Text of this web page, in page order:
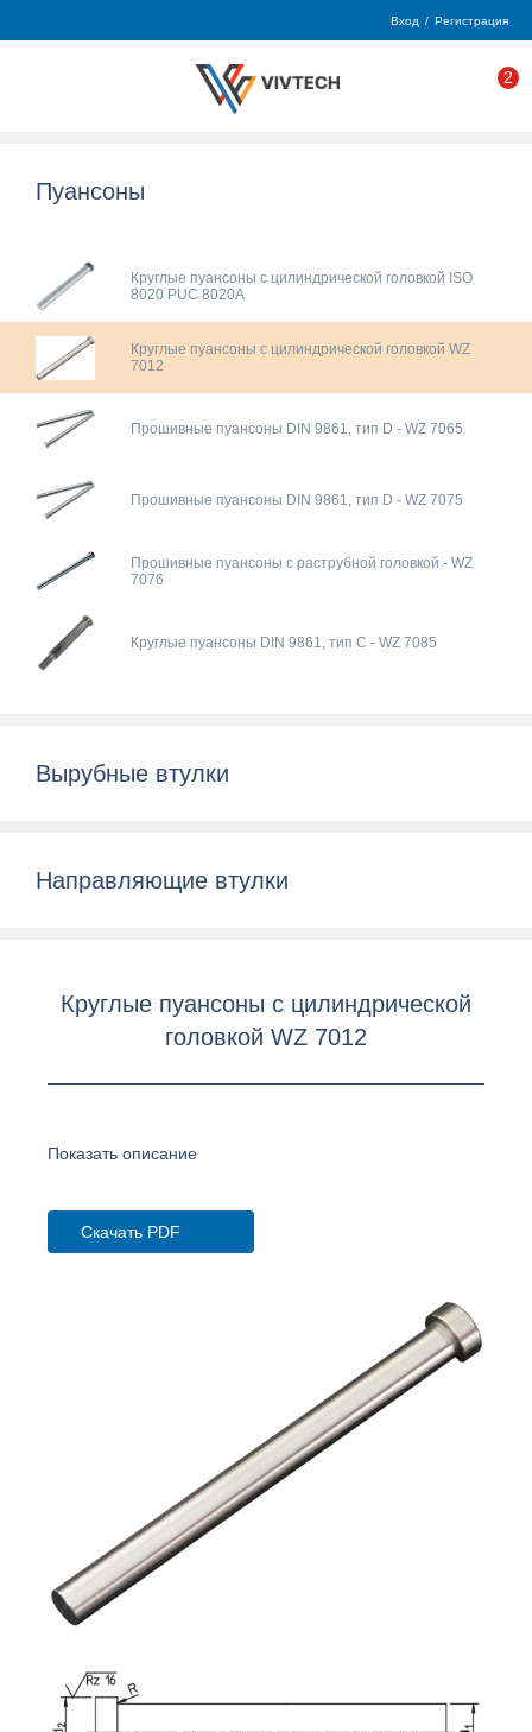
Вход / Регистрация
2
Пуансоны
Круглые пуансоны с цилиндрической головкой ISO
8020 PUC 8020A
Круглые пуансоны с цилиндрической головкой WZ
7012
Прошивные пуансоны DIN 9861, тип D - WZ 7065
Прошивные пуансоны DIN 9861, тип D - WZ 7075
Прошивные пуансоны с раструбной головкой - WZ
7076
Круглые пуансоны DIN 9861, тип С - WZ 7085
Вырубные втулки
Направляющие втулки
Круглые пуансоны с цилиндрической
головкой WZ 7012
Показать описание
Скачать PDF